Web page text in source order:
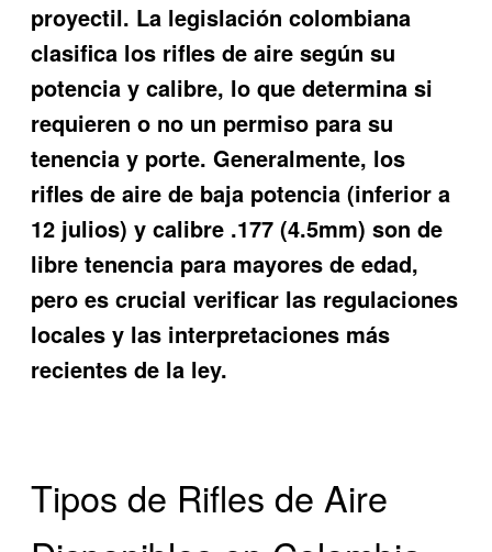
proyectil. La legislación colombiana
clasifica los rifles de aire según su
potencia y calibre, lo que determina si
requieren o no un permiso para su
tenencia y porte. Generalmente, los
rifles de aire de baja potencia (inferior a
12 julios) y calibre .177 (4.5mm) son de
libre tenencia para mayores de edad,
pero es crucial verificar las regulaciones
locales y las interpretaciones más
recientes de la ley.
Tipos de Rifles de Aire